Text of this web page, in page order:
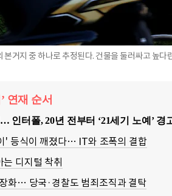
거지 중 하나로 추정된다. 건물을 둘러싸고 높
연재 순서
터폴, 20년 전부터 ‘21세기 노예’ 경
' 등식이 깨졌다… IT와 조폭의 결합
디지털 착취
화… 당국·경찰도 범죄조직과 결탁